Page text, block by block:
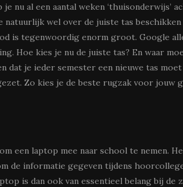
nu al een aantal weken ‘thuisonderwijs’
natuurlijk wel over de juiste tas beschikken
is tegenwoordig enorm groot. Google
Hoe kies je nu de juiste tas? En waar
dat je ieder semester een nieuwe tas moet
Zo kies je de beste rugzak voor jouw
een laptop mee naar school te nemen.
de informatie gegeven tijdens
is dan ook van essentieel belang bij de